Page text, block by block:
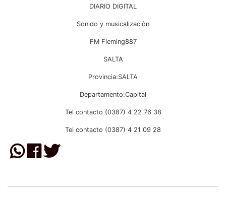
DIARIO DIGITAL
Sonido y musicalizaciòn
FM Fleming887
SALTA
Provincia:SALTA
Departamento:Capital
Tel contacto (0387) 4 22 76 38
Tel contacto (0387) 4 21 09 28